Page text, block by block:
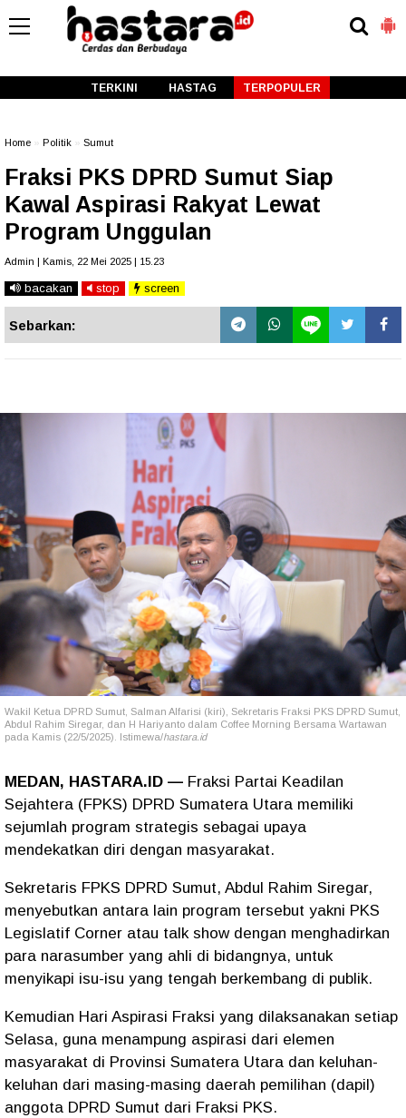
TERKINI HASTAG TERPOPULER
Home Politik Sumut
Fraksi PKS DPRD Sumut Siap
Kawal Aspirasi Rakyat Lewat
Program Unggulan
Admin | Kamis, 22 Mei 2025 | 15.23
bacakan stop screen
Sebarkan:
Wakil Ketua DPRD Sumut, Salman Alfarisi (kiri), Sekretaris Fraksi PKS DPRD Sumut,
Abdul Rahim Siregar, dan H Hariyanto dalam Coffee Morning Bersama Wartawan
pada Kamis (22/5/2025). Istimewa/hastara.id
MEDAN, HASTARA.ID — Fraksi Partai Keadilan
Sejahtera (FPKS) DPRD Sumatera Utara memiliki
sejumlah program strategis sebagai upaya
mendekatkan diri dengan masyarakat.
Sekretaris FPKS DPRD Sumut, Abdul Rahim Siregar,
menyebutkan antara lain program tersebut yakni PKS
Legislatif Corner atau talk show dengan menghadirkan
para narasumber yang ahli di bidangnya, untuk
menyikapi isu-isu yang tengah berkembang di publik.
Kemudian Hari Aspirasi Fraksi yang dilaksanakan setiap
Selasa, guna menampung aspirasi dari elemen
masyarakat di Provinsi Sumatera Utara dan keluhan-
keluhan dari masing-masing daerah pemilihan (dapil)
anggota DPRD Sumut dari Fraksi PKS.